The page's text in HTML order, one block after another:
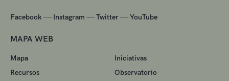
Facebook — Instagram —Twitter—YouTube
MAPA WEB
Mapa
Iniciativas
Recursos
Observatorio